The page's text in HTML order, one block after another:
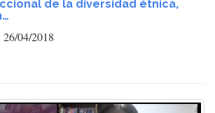
de la diversidad étnica,
26/04/2018